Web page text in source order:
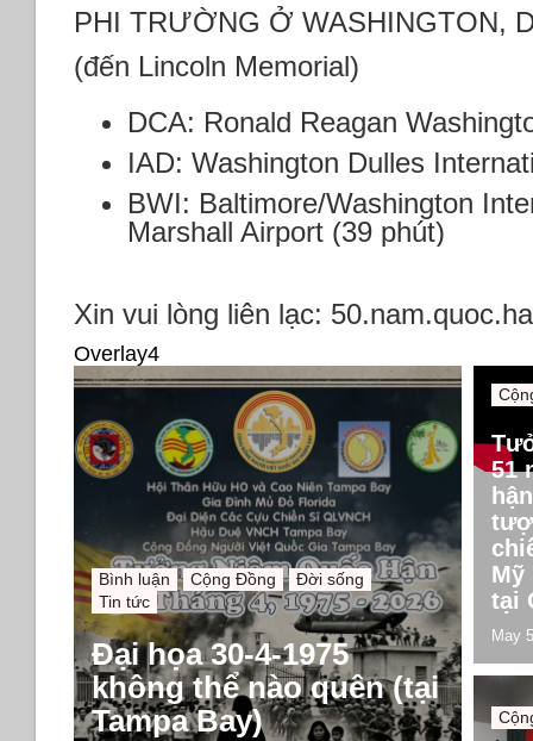
PHI TRƯỜNG Ở WASHINGTON,
(đến Lincoln Memorial)
DCA: Ronald Reagan
IAD: Washington Dulles
BWI: Baltimore/Washington
Marshall Airport (39 phút)
Xin vui lòng liên lạc:
Overlay4
Bình luận Cộng Đồng
Đời sống
Tin tức
Đại họa 30-4-1975
không thể nào quên (tại
Tampa Bay)
51
Mỹ
tại
May